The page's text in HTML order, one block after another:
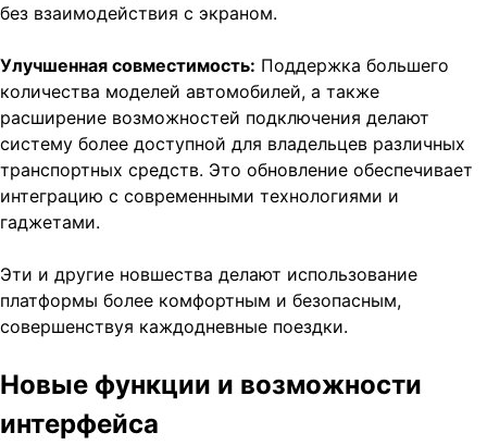
без взаимодействия с экраном.
Улучшенная совместимость: Поддержка большего
количества моделей автомобилей, а также
расширение возможностей подключения делают
систему более доступной для владельцев различных
транспортных средств. Это обновление обеспечивает
интеграцию с современными технологиями и
гаджетами.
Эти и другие новшества делают использование
платформы более комфортным и безопасным,
совершенствуя каждодневные поездки.
Новые функции и возможности
интерфейса